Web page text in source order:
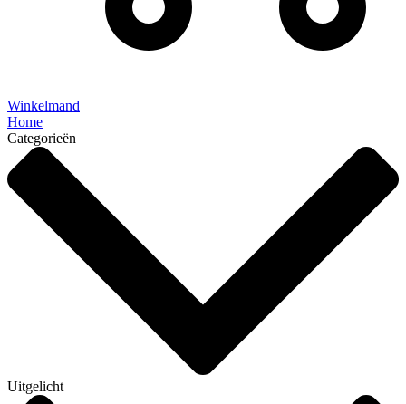
Winkelmand
Home
Categorieën
Uitgelicht